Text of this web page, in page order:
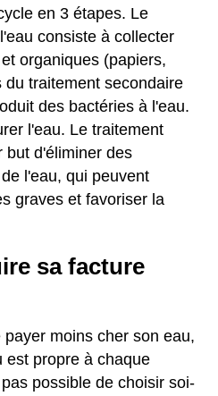
en 3 étapes. Le
consiste à collecter
organiques (papiers,
du traitement secondaire
des bactéries à l'eau.
l'eau. Le traitement
but d'éliminer des
l'eau, qui peuvent
graves et favoriser la
sa facture
moins cher son eau,
est propre à chaque
possible de choisir soi-